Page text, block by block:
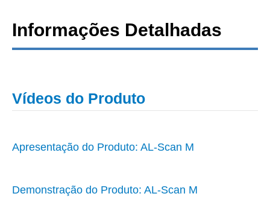
Informações Detalhadas
Vídeos do Produto
Apresentação do Produto: AL-Scan M
Demonstração do Produto: AL-Scan M